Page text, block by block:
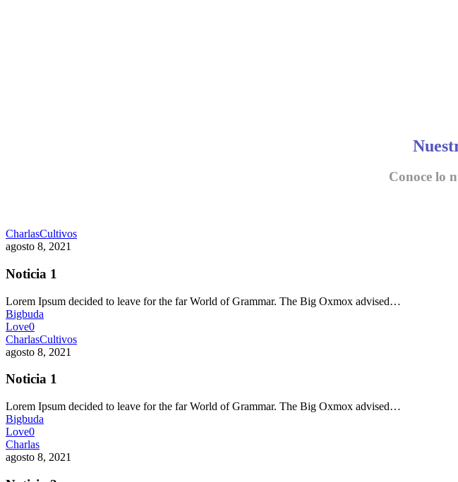
Conoce lo
CharlasCultivos
agosto 8, 2021
Noticia 1
Lorem Ipsum decided to leave for the far World of Grammar. The Big Oxmox advised…
Bigbuda
Love0
CharlasCultivos
agosto 8, 2021
Noticia 1
Lorem Ipsum decided to leave for the far World of Grammar. The Big Oxmox advised…
Bigbuda
Love0
Charlas
agosto 8, 2021